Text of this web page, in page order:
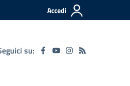
Accedi
su: